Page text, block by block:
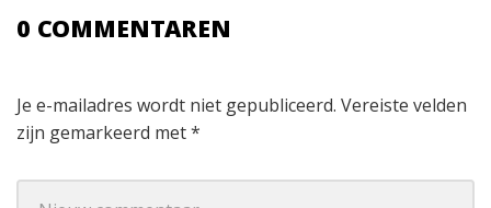
0 COMMENTAREN
Je e-mailadres wordt niet gepubliceerd. Vereiste velden
zijn gemarkeerd met*